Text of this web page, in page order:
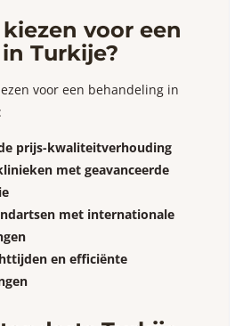
voor een
Turkije?
voor een behandeling in
prijs-kwaliteitverhouding
met geavanceerde
met internationale
en efficiënte